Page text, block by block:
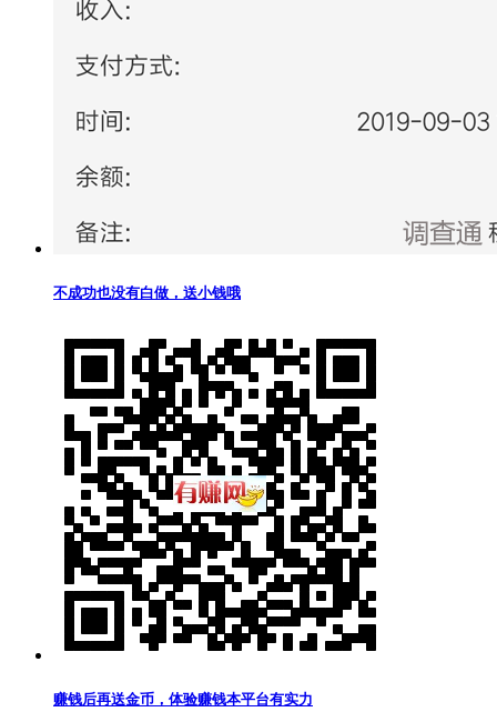
不成功也没有白做，送小钱哦
赚钱后再送金币，体验赚钱本平台有实力